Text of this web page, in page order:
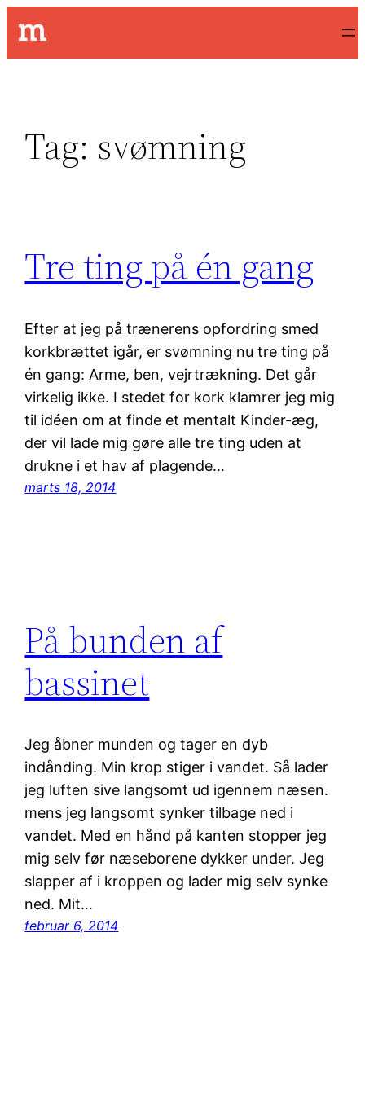
indhold
Tag: svømning
Tre ting på én gang
Efter at jeg på trænerens opfordring smed
korkbrættet igår, er svømning nu tre ting på
én gang: Arme, ben, vejrtrækning. Det går
virkelig ikke. I stedet for kork klamrer jeg mig
til idéen om at finde et mentalt Kinder-æg,
der vil lade mig gøre alle tre ting uden at
drukne i et hav af plagende…
marts 18, 2014
På bunden af
bassinet
Jeg åbner munden og tager en dyb
indånding. Min krop stiger i vandet. Så lader
jeg luften sive langsomt ud igennem næsen.
mens jeg langsomt synker tilbage ned i
vandet. Med en hånd på kanten stopper jeg
mig selv før næseborene dykker under. Jeg
slapper af i kroppen og lader mig selv synke
ned. Mit…
februar 6, 2014